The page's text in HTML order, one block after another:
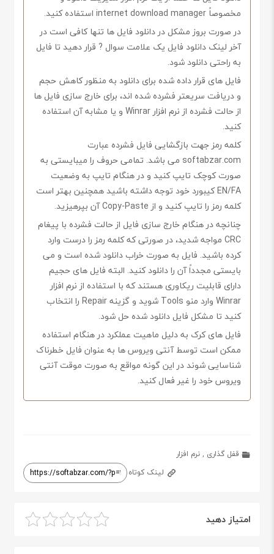
مخصوصاً internet download manager استفاده کنید.
در صورت بروز مشکل در دانلود فایل ها تنها کافی است در
آخر لینک دانلود فایل یک علامت سوال ? قرار دهید تا فایل
به راحتی دانلود شود.
فایل های قرار داده شده برای دانلود به منظور کاهش حجم
و دریافت سریعتر فشرده شده اند، برای خارج سازی فایل ها
از حالت فشرده از نرم افزار Winrar و یا مشابه آن استفاده
کنید.
کلمه رمز جهت بازگشایی فایل فشرده عبارت
softabzar.com می باشد. تمامی حروف را میبایستی به
صورت کوچک تایپ کنید و در هنگام تایپ به وضعیت
EN/FA کیبورد خود توجه داشته باشید همچنین بهتر است
کلمه رمز را تایپ کنید و از Copy-Paste آن بپرهیزید.
چنانچه در هنگام خارج سازی فایل از حالت فشرده با پیغام
CRC مواجه شدید، در صورتی که کلمه رمز را درست وارد
کرده باشید. فایل به صورت خراب دانلود شده است و می
بایستی مجدداً آن را دانلود کنید. البته فایل های حجیم
دارای قابلیت ریکاوری هستند که با استفاده از نرم افزار
Winrar وارد منو Tools شوید و گزینه Repair را انتخاب
کنید تا مشکل فایل دانلود شده حل شود.
فایل های کرک به دلیل ماهیت عملکرد در هنگام استفاده
ممکن است توسط آنتی ویروس ها به عنوان فایل خطرناک
شناسایی شوند در این گونه مواقع به صورت موقت آنتی
ویروس خود را غیر فعال کنید.
قفل گذاری ,نرم افزار
لینک کوتاه
امتیاز دهید